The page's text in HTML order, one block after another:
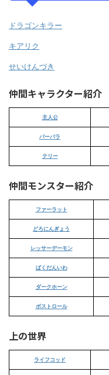
ドラゴンキラー
キアリク
せいけんづき
仲間キャラクター紹介
主人公
バーバラ
テリー
仲間モンスター紹介
ファーラット
どろにんぎょう
レッサーデーモン
ばくだんいわ
ダークホーン
ボストロール
上の世界
ライフコッド